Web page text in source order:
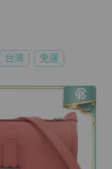
台灣 免運